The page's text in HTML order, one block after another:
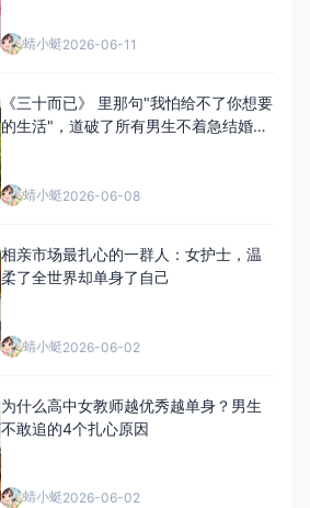
蜻小蜓2026-06-11
《三十而已》 里那句"我怕给不了你想要
的生活"，道破了所有男生不着急结婚的
蜻小蜓2026-06-08
相亲市场最扎心的一群人：女护士，温
柔了全世界却单身了自己
蜻小蜓2026-06-02
为什么高中女教师越优秀越单身？男生
不敢追的4个扎心原因
蜻小蜓2026-06-02